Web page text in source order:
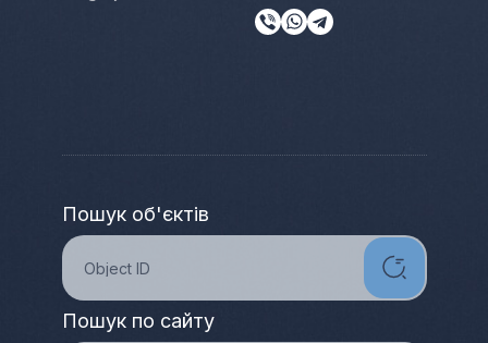
Пошук об'єктів
Пошук по сайту